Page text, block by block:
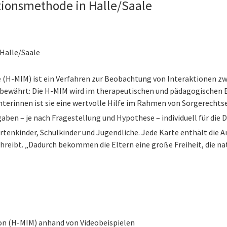
in Halle/Saale
Saale
MIM) ist ein Verfahren zur Beobachtung von Interaktionen
Die H-MIM wird im therapeutischen und pädagogischen
ist sie eine wertvolle Hilfe im Rahmen von
– je nach Fragestellung und Hypothese – individuell für die
Schulkinder und Jugendliche. Jede Karte enthält die
„Dadurch bekommen die Eltern eine große Freiheit, die
MIM) anhand von Videobeispielen